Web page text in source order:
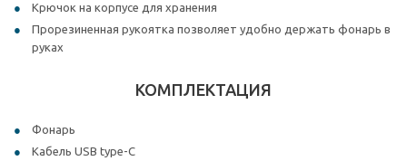
Крючок на корпусе для хранения
Прорезиненная рукоятка позволяет удобно держать фонарь в
руках
КОМПЛЕКТАЦИЯ
Фонарь
Кабель USB type-C